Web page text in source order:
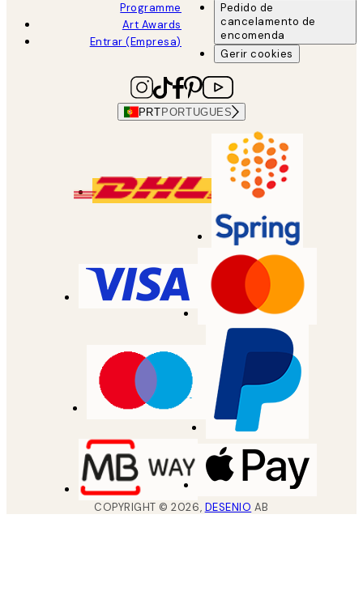
Programme
Art Awards
Entrar (Empresa)
Pedido de
cancelamento de
encomenda
Gerir cookies
PRT PORTUGUES
COPYRIGHT ©2026, DESENIO AB